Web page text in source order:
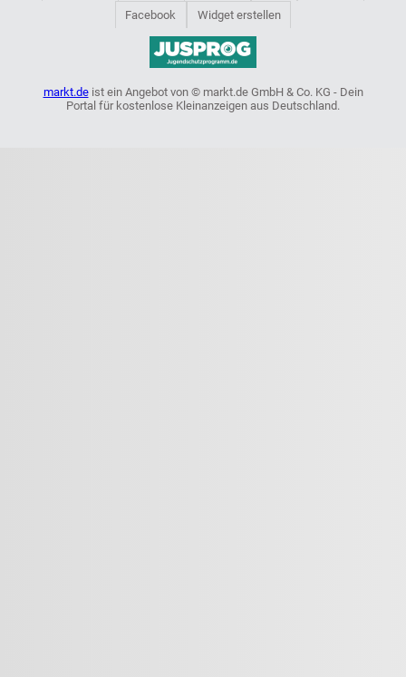
Facebook Widget erstellen
markt.deist ein Angebot von © markt.de GmbH & Co. KG - Dein
Portal für kostenlose Kleinanzeigen aus Deutschland.